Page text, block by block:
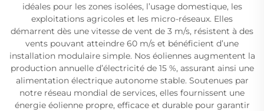
idéales pour les zones isolées, l’usage domestique, les
exploitations agricoles et les micro-réseaux. Elles
démarrent dès une vitesse de vent de 3 m/s, résistent à des
vents pouvant atteindre 60 m/s et bénéficient d’une
installation modulaire simple. Nos éoliennes augmentent la
production annuelle d’électricité de 15 %, assurant ainsi une
alimentation électrique autonome stable. Soutenues par
notre réseau mondial de services, elles fournissent une
énergie éolienne propre, efficace et durable pour garantir